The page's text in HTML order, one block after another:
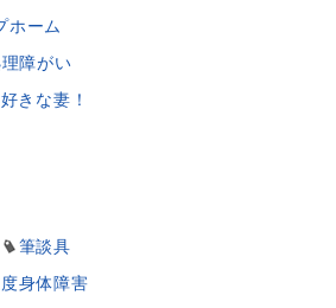
ホーム
障がい
きな妻！
筆談具
身体障害